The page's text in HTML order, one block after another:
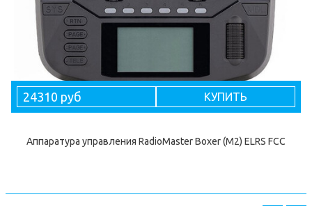
24310 руб КУПИТЬ
Аппаратура управления RadioMaster Boxer (M2) ELRS FCC